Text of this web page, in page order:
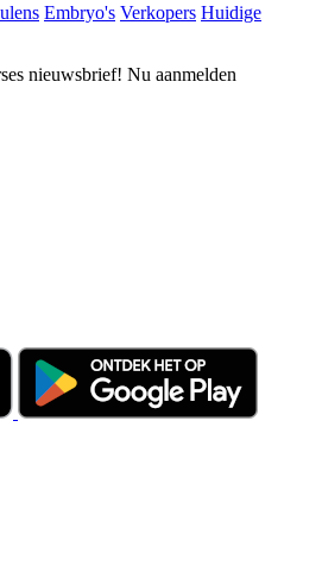
Embryo's Verkopers Huidige
nieuwsbrief! Nu aanmelden